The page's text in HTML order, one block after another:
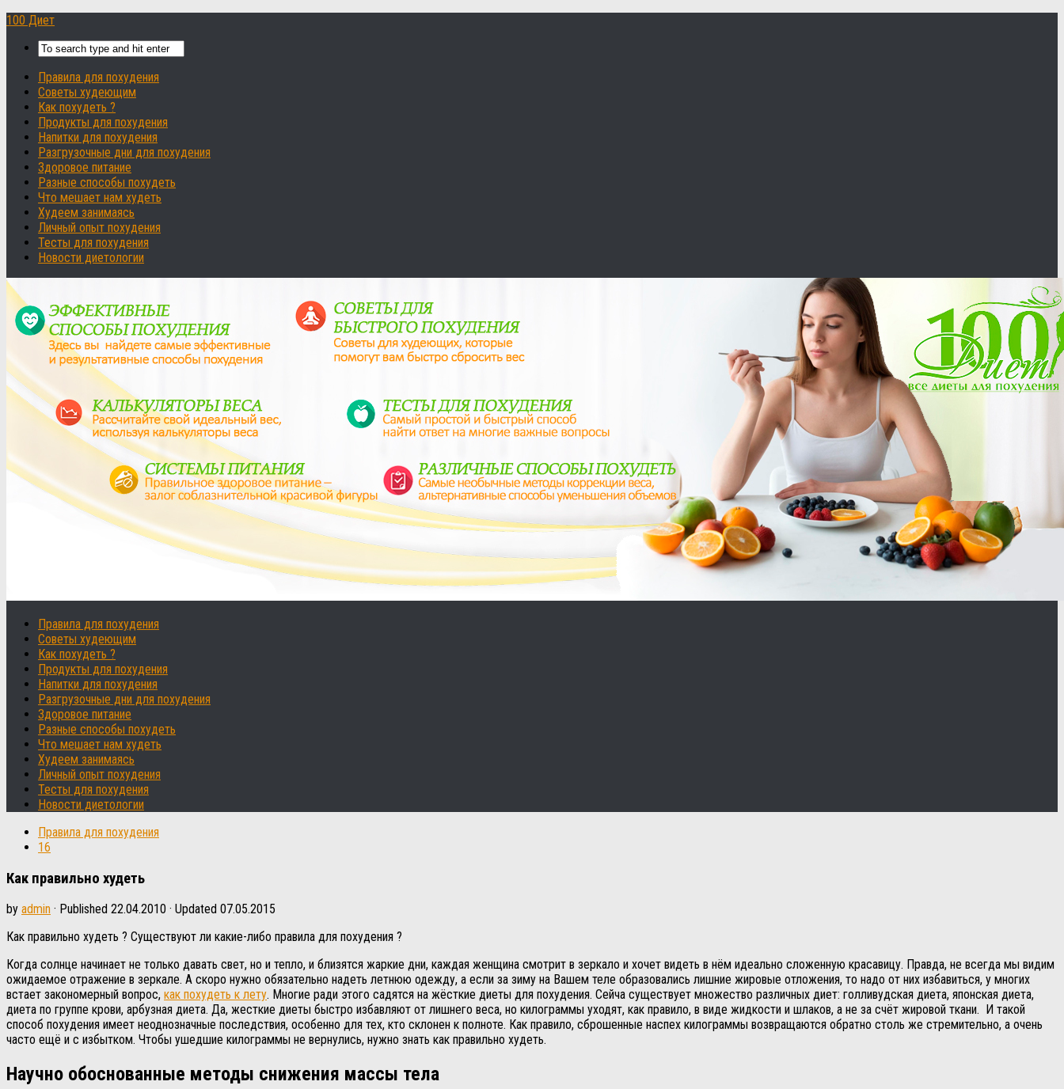
100 Диет
Правила для похудения
Советы худеющим
Как похудеть ?
Продукты для похудения
Напитки для похудения
Разгрузочные дни для похудения
Здоровое питание
Разные способы похудеть
Что мешает нам худеть
Худеем занимаясь
Личный опыт похудения
Тесты для похудения
Новости диетологии
Правила для похудения
Советы худеющим
Как похудеть ?
Продукты для похудения
Напитки для похудения
Разгрузочные дни для похудения
Здоровое питание
Разные способы похудеть
Что мешает нам худеть
Худеем занимаясь
Личный опыт похудения
Тесты для похудения
Новости диетологии
Правила для похудения
16
Как правильно худеть
by admin · Published 22.04.2010 · Updated 07.05.2015
Как правильно худеть ? Существуют ли какие-либо правила для похудения ?
Когда солнце начинает не только давать свет, но и тепло, и близятся жаркие дни, каждая женщина смотрит в зеркало и хочет видеть в нём идеально сложенную красавицу. Правда, не всегда мы видим
ожидаемое отражение в зеркале. А скоро нужно обязательно надеть летнюю одежду, а если за зиму на Вашем теле образовались лишние жировые отложения, то надо от них избавиться, у многих
встает закономерный вопрос, как похудеть к лету. Многие ради этого садятся на жёсткие диеты для похудения. Сейча существует множество различных диет: голливудская диета, японская диета,
диета по группе крови, арбузная диета. Да, жесткие диеты быстро избавляют от лишнего веса, но килограммы уходят, как правило, в виде жидкости и шлаков, а не за счёт жировой ткани. И такой
способ похудения имеет неоднозначные последствия, особенно для тех, кто склонен к полноте. Как правило, сброшенные наспех килограммы возвращаются обратно столь же стремительно, а очень
часто ещё и с избытком. Чтобы ушедшие килограммы не вернулись, нужно знать как правильно худеть.
Научно обоснованные методы снижения массы тела